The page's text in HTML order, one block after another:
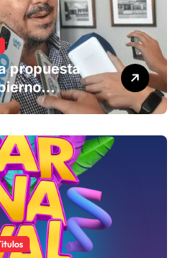
propuesta
y el viernes